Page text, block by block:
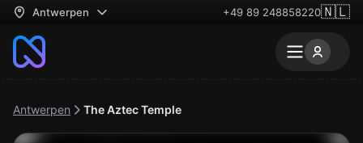
Antwerpen +49 89 248858220🇳🇱
Antwerpen The Aztec Temple